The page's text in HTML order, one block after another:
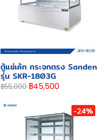
ตู้แช่เค้ก กระจกตรง Sanden
รุ่น SKR-1803G
฿55,000 ฿45,500
-24%